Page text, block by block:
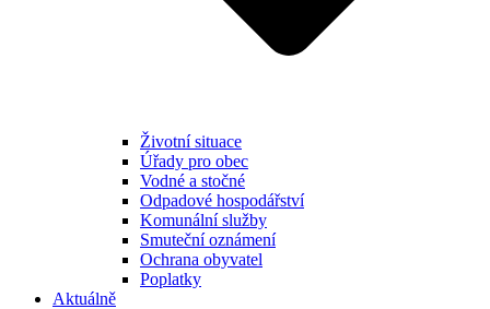
Životní situace
Úřady pro obec
Vodné a stočné
Odpadové hospodářství
Komunální služby
Smuteční oznámení
Ochrana obyvatel
Poplatky
Aktuálně